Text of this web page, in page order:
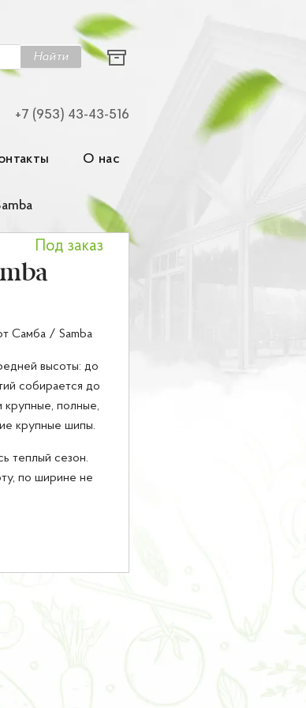
Найти
+7 (953) 43-43-516
О нас
Под заказ
Cамба / Samba
высоты: до
собирается до
крупные, полные,
крупные шипы.
теплый сезон.
по ширине не